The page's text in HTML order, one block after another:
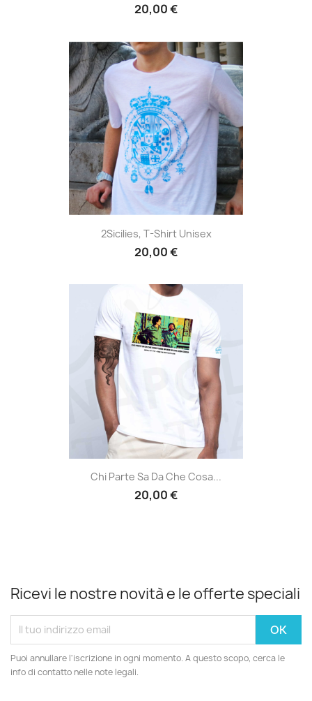
20,00 €
2Sicilies, T-Shirt Unisex
20,00 €
Chi Parte Sa Da Che Cosa...
20,00 €
Ricevi le nostre novità e le offerte speciali
Puoi annullare l'iscrizione in ogni momento. A questo scopo, cerca le
info di contatto nelle note legali.